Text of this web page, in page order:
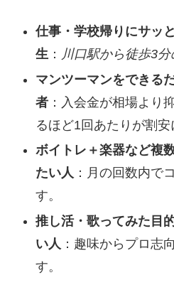
仕事・学校帰りにサッ
生： 川口駅から徒歩3分
マンツーマンをできる
者：入会金が相場より
るほど1回あたりが割安
ボイトレ＋楽器など複
たい人 ：月の回数内で
す。
推し活・歌ってみた目
い人 ：趣味からプロ志
す。